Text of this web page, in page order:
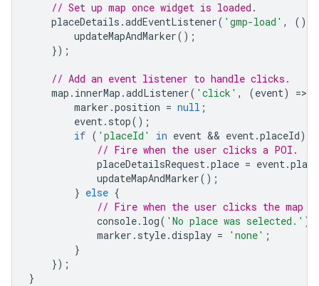
// Set up map once widget is loaded.
placeDetails .addEventListener( 'gmp-load' , ()
updateMapAndMarker();
});
// Add an event listener to handle clicks.
map . innerMap .addListener( 'click' , (event) =>
marker .position = null ;
event. stop();
if ( 'placeId' in event && event.placeId)
// Fire when the user clicks a POI.
placeDetailsRequest.place = event.
updateMapAndMarker();
} else {
// Fire when the user clicks the map
console. log( 'No place was selected.' );
marker . style.display = 'none' ;
}
});
}